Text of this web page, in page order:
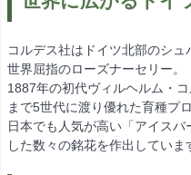
コルデス社はドイツ北部のシュ
世界屈指のローズナーセリー。
1887年の初代ヴィルヘルム・
まで5世代に渡り優れた育種プ
日本でも人気が高い「アイス
した数々の銘花を作出していま